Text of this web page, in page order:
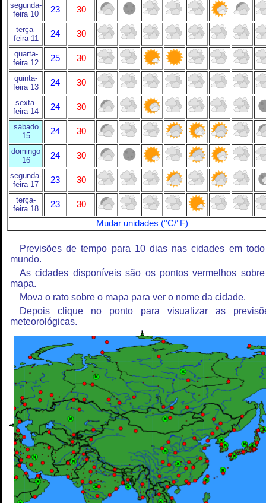
segunda-
feira 10
23 30
terça-
feira 11
24 30
quarta-
feira 12
25 30
quinta-
feira 13
24 30
sexta-
feira 14
24 30
sábado
15
24 30
domingo
16
24 30
segunda-
feira 17
23 30
terça-
feira 18
23
30
Mudar unidades (°C/°F)
Previsões de tempo para 10 dias nas cidades em
mundo.
As cidades disponíveis são os pontos vermelhos
mapa.
Mova o rato sobre o mapa para ver o nome da cidade.
Depois clique no ponto para visualizar as
meteorológicas.